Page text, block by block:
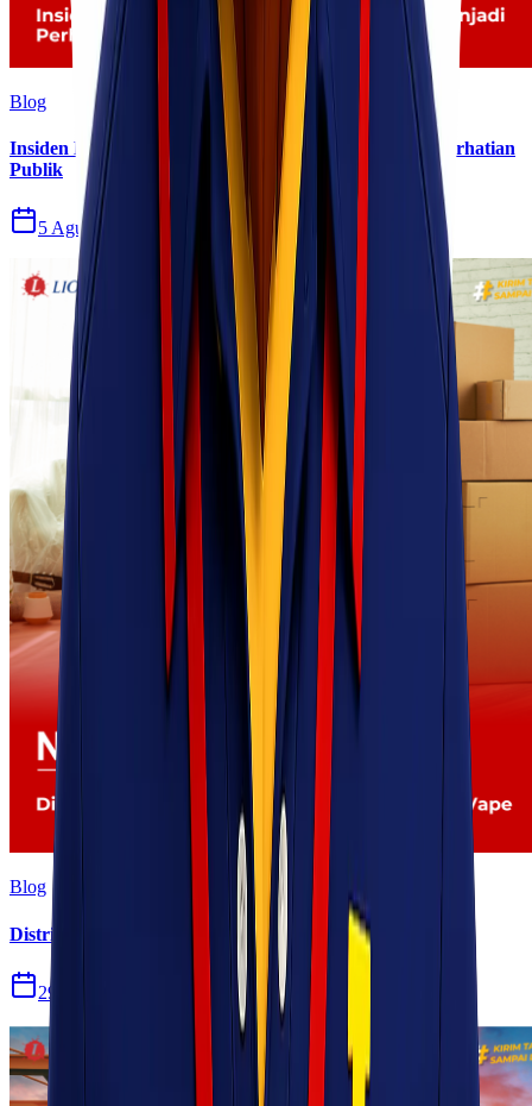
Blog
Insiden Kebakaran KM Mutiara Sentosa II Menjadi Perhatian
Publik
5 Agu 2026
Blog
Distribusi Pengiriman Rokok Elektronik atau Vape
29 Jul 2026